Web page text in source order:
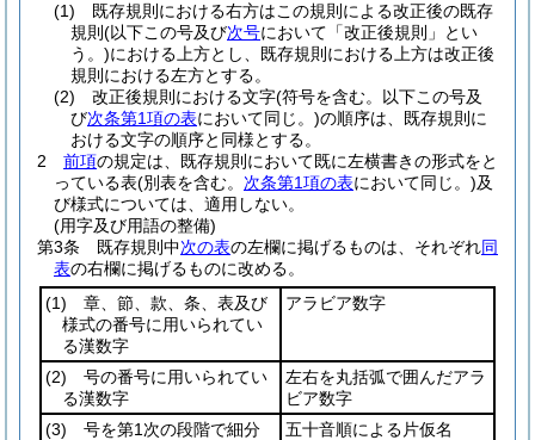
(1)
既存規則における右方はこの規則による改正後の既存
規則 (以下この号及び次号において「改正後規則」とい
う。)における上方とし、既存規則における上方は改正後
規則における左方とする。
(2)
改正後規則における文字(符号を含む。以下この号及
び次条第1項の表において同じ。)の順序は、既存規則に
おける文字の順序と同様とする。
2
前項の規定は、既存規則において既に左横書きの形式をと
っている表(別表を含む。 次条第1項の表において同じ。)及
び様式については、適用しない。
(用字及び用語の整備)
第3条
既存規則中次の表の左欄に掲げるものは、それぞれ同
表の右欄に掲げるものに改める。
(1) 章、節、款、条、表及び
様式の番号に用いられてい
る漢数字
アラビア数字
(2) 号の番号に用いられてい
る漢数字
左右を丸括弧で囲んだアラ
ビア数字
(3) 号を第1次の段階で細分
五十音順による片仮名